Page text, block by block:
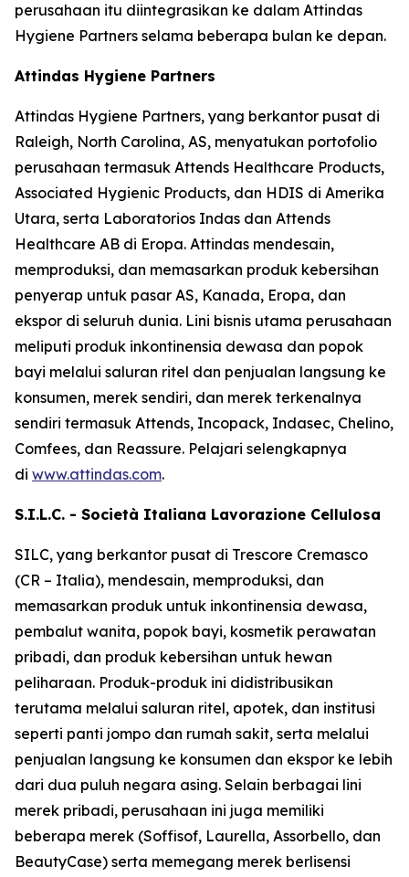
perusahaan itu diintegrasikan ke dalam Attindas
Hygiene Partners selama beberapa bulan ke depan.
Attindas Hygiene Partners
Attindas Hygiene Partners, yang berkantor pusat di
Raleigh, North Carolina, AS, menyatukan portofolio
perusahaan termasuk Attends Healthcare Products,
Associated Hygienic Products, dan HDIS di Amerika
Utara, serta Laboratorios Indas dan Attends
Healthcare AB di Eropa. Attindas mendesain,
memproduksi, dan memasarkan produk kebersihan
penyerap untuk pasar AS, Kanada, Eropa, dan
ekspor di seluruh dunia. Lini bisnis utama perusahaan
meliputi produk inkontinensia dewasa dan popok
bayi melalui saluran ritel dan penjualan langsung ke
konsumen, merek sendiri, dan merek terkenalnya
sendiri termasuk Attends, Incopack, Indasec, Chelino,
Comfees, dan Reassure. Pelajari selengkapnya
di www.attindas.com.
S.I.L.C. - Società Italiana Lavorazione Cellulosa
SILC, yang berkantor pusat di Trescore Cremasco
(CR – Italia), mendesain, memproduksi, dan
memasarkan produk untuk inkontinensia dewasa,
pembalut wanita, popok bayi, kosmetik perawatan
pribadi, dan produk kebersihan untuk hewan
peliharaan. Produk-produk ini didistribusikan
terutama melalui saluran ritel, apotek, dan institusi
seperti panti jompo dan rumah sakit, serta melalui
penjualan langsung ke konsumen dan ekspor ke lebih
dari dua puluh negara asing. Selain berbagai lini
merek pribadi, perusahaan ini juga memiliki
beberapa merek (Soffisof, Laurella, Assorbello, dan
BeautyCase) serta memegang merek berlisensi